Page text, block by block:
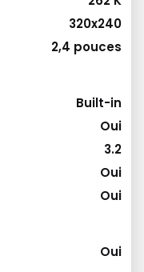
320x240
2,4 pouces
Built-in
Oui
3.2
Oui
Oui
Oui